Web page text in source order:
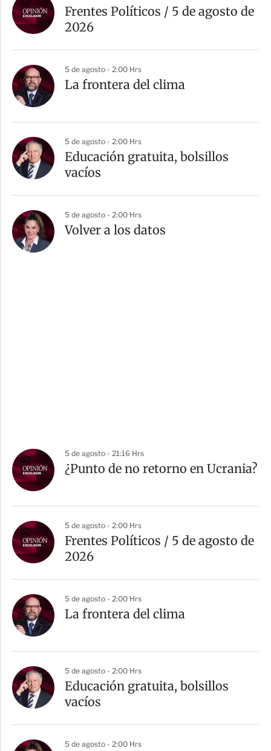
Frentes Políticos / 5 de agosto de
2026
5 de agosto - 2:00 Hrs
La frontera del clima
5 de agosto - 2:00 Hrs
Educación gratuita, bolsillos
vacíos
5 de agosto - 2:00 Hrs
Volver a los datos
5 de agosto - 21:16 Hrs
¿Punto de no retorno en Ucrania?
5 de agosto - 2:00 Hrs
Frentes Políticos / 5 de agosto de
2026
5 de agosto - 2:00 Hrs
La frontera del clima
5 de agosto - 2:00 Hrs
Educación gratuita, bolsillos
vacíos
5 de agosto - 2:00 Hrs